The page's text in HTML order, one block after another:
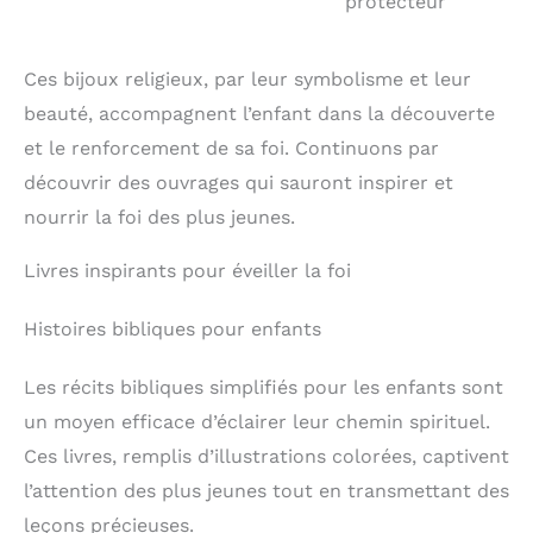
d'identification pour
chien gravées au laser.
MÉDAILLES POUR CHIEN :
Pour vous assurer que
bons médaille pour chat
gravés en fonction de la
notre tableau de
afin que vos nouveaux
badges pour chiens
les plus agréables à
maintenant pour ajouter
vos détails de
personnalisation et
choisir votre style de
votre commande dans les
meilleurs délais.
pour chien ; durables, robustes et résistantes, nos
complèteront votre ami à quatre pattes qui grandit
médailles Chien et Chat d'identification
personnalisées pour animaux de compagnie sont
toute sécurité de notre bébé.
Ces bijoux religieux, par leur symbolisme et leur
beauté, accompagnent l’enfant dans la découverte
et le renforcement de sa foi. Continuons par
découvrir des ouvrages qui sauront inspirer et
nourrir la foi des plus jeunes.
Livres inspirants pour éveiller la foi
Histoires bibliques pour enfants
Les récits bibliques simplifiés pour les enfants sont
un moyen efficace d’éclairer leur chemin spirituel.
Ces livres, remplis d’illustrations colorées, captivent
l’attention des plus jeunes tout en transmettant des
leçons précieuses.